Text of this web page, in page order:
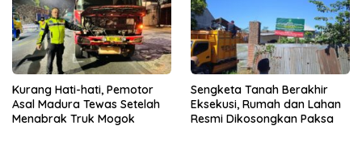
Kurang Hati-hati, Pemotor
Asal Madura Tewas Setelah
Menabrak Truk Mogok
Sengketa Tanah Berakhir
Eksekusi, Rumah dan Lahan
Resmi Dikosongkan Paksa